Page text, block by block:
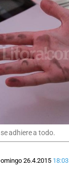
adhiere a todo.
26.4.2015 18:03